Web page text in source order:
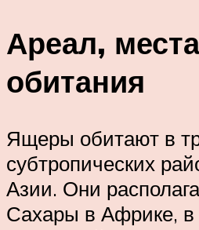
Ареал, места
обитания
Ящеры обитают в
субтропических
Азии. Они
Сахары в Африке,